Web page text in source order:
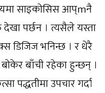
साइकोसिस आप्mनै
पर्छन । त्यसैले यस्ता
डिजिज भनिन्छ । र धेरै
बाँची रहेका हुन्छन् ।
पद्धतीमा उपचार गर्दा